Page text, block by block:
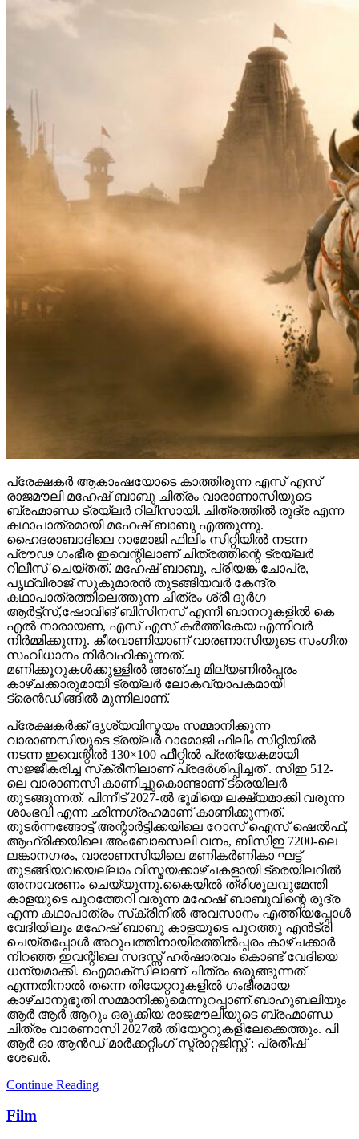
പ്രേക്ഷകർ ആകാംഷയോടെ കാത്തിരുന്ന എസ് എസ്
രാജമൗലി മഹേഷ് ബാബു ചിത്രം വാരാണാസിയുടെ
ബ്രഹ്മാണ്ഡ ട്രയ്ലർ റിലീസായി. ചിത്രത്തിൽ രുദ്ര എന്ന
കഥാപാത്രമായി മഹേഷ് ബാബു എത്തുന്നു.
ഹൈദരാബാദിലെ റാമോജി ഫിലിം സിറ്റിയിൽ നടന്ന
പ്രൗഢ ഗംഭീര ഇവെന്റിലാണ് ചിത്രത്തിന്റെ ട്രയ്ലർ
റിലീസ് ചെയ്തത്. മഹേഷ് ബാബു, പ്രിയങ്ക ചോപ്ര,
പൃഥ്വിരാജ് സുകുമാരൻ തുടങ്ങിയവർ കേന്ദ്ര
കഥാപാത്രത്തിലെത്തുന്ന ചിത്രം ശ്രീ ദുർഗ
ആർട്ട്സ്,ഷോവിങ് ബിസിനസ് എന്നീ ബാനറുകളിൽ കെ
എൽ നാരായണ, എസ് എസ് കർത്തികേയ എന്നിവർ
നിർമ്മിക്കുന്നു. കീരവാണിയാണ് വാരണാസിയുടെ സംഗീത
സംവിധാനം നിർവഹിക്കുന്നത്.
മണിക്കൂറുകൾക്കുള്ളിൽ അഞ്ചു മില്യണിൽപ്പരം
കാഴ്ചക്കാരുമായി ട്രയ്ലർ ലോകവ്യാപകമായി
ട്രെൻഡിങ്ങിൽ മുന്നിലാണ്.
പ്രേക്ഷകർക്ക് ദൃശ്യവിസ്മയം സമ്മാനിക്കുന്ന
വാരാണസിയുടെ ട്രയ്ലർ റാമോജി ഫിലിം സിറ്റിയിൽ
നടന്ന ഇവെന്റിൽ 130×100 ഫീറ്റിൽ പ്രത്യേകമായി
സജ്ജീകരിച്ച സ്‌ക്രീനിലാണ് പ്രദർശിപ്പിച്ചത് . സിഇ 512-
ലെ വാരാണസി കാണിച്ചുകൊണ്ടാണ് ട്രെയിലര്‍
തുടങ്ങുന്നത്. പിന്നീട് 2027-ല്‍ ഭൂമിയെ ലക്ഷ്യമാക്കി വരുന്ന
ശാംഭവി എന്ന ഛിന്നഗ്രഹമാണ് കാണിക്കുന്നത്.
തുടര്‍ന്നങ്ങോട്ട് അന്റാര്‍ട്ടിക്കയിലെ റോസ് ഐസ് ഷെല്‍ഫ്,
ആഫ്രിക്കയിലെ അംബോസെലി വനം, ബിസിഇ 7200-ലെ
ലങ്കാനഗരം, വാരാണസിയിലെ മണികര്‍ണികാ ഘട്ട്
തുടങ്ങിയവയെല്ലാം വിസ്മയക്കാഴ്ചകളായി ട്രെയിലറില്‍
അനാവരണം ചെയ്യുന്നു.കൈയില്‍ ത്രിശൂലവുമേന്തി
കാളയുടെ പുറത്തേറി വരുന്ന മഹേഷ് ബാബുവിന്റെ രുദ്ര
എന്ന കഥാപാത്രം സ്‌ക്രീനിൽ അവസാനം എത്തിയപ്പോൾ
വേദിയിലും മഹേഷ് ബാബു കാളയുടെ പുറത്തു എൻട്രി
ചെയ്തപ്പോൾ അറുപത്തിനായിരത്തിൽപ്പരം കാഴ്ചക്കാർ
നിറഞ്ഞ ഇവന്റിലെ സദസ്സ് ഹർഷാരവം കൊണ്ട് വേദിയെ
ധന്യമാക്കി. ഐമാക്‌സിലാണ് ചിത്രം ഒരുങ്ങുന്നത്
എന്നതിനാല്‍ തന്നെ തിയേറ്ററുകളില്‍ ഗംഭീരമായ
കാഴ്ചാനുഭൂതി സമ്മാനിക്കുമെന്നുറപ്പാണ്.ബാഹുബലിയും
ആർ ആർ ആറും ഒരുക്കിയ രാജമൗലിയുടെ ബ്രഹ്മാണ്ഡ
ചിത്രം വാരണാസി 2027ൽ തിയേറ്ററുകളിലേക്കെത്തും. പി
ആർ ഓ ആൻഡ് മാർക്കറ്റിംഗ് സ്ട്രാറ്റജിസ്റ്റ് : പ്രതീഷ്
ശേഖർ.
Continue Reading
Film